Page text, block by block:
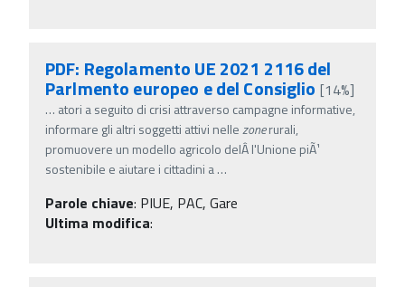
PDF: Regolamento UE 2021 2116 del
Parlmento europeo e del Consiglio [14%]
… atori a seguito di crisi attraverso campagne informative,
informare gli altri soggetti attivi nellezonerurali,
promuovere un modello agricolo delÂ­ l'Unione piÃ¹
sostenibile e aiutare i cittadini a…
Parole chiave: PIUE, PAC, Gare
Ultima modifica: